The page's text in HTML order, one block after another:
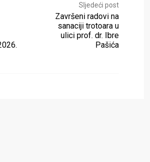
Sljedeći post
Završeni radovi na
sanaciji trotoara u
ulici prof. dr. Ibre
Pašića